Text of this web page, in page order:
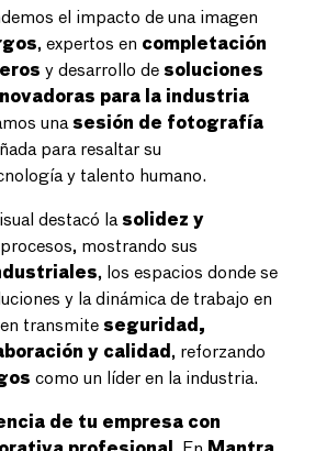
el impacto de una imagen
, expertos en completación
y desarrollo de soluciones
para la industria
unasesión de fotografía
para resaltar su
y talento humano.
destacó lasolidez y
mostrando sus
, los espacios donde se
y la dinámica de trabajo en
transmite seguridad,
y calidad , reforzando
como un líder en la industria.
de tu empresa con